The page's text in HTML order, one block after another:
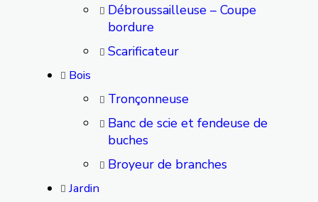
Débroussailleuse – Coupe
bordure
Scarificateur
Bois
Tronçonneuse
Banc de scie et fendeuse de
buches
Broyeur de branches
Jardin